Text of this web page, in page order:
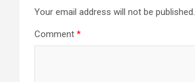
Your email address will not be published.
Comment *